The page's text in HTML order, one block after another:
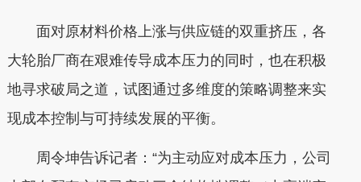
面对原材料价格上涨与供应链的双重挤压，各
大轮胎厂商在艰难传导成本压力的同时，也在积极
地寻求破局之道，试图通过多维度的策略调整来实
现成本控制与可持续发展的平衡。
周令坤告诉记者：“为主动应对成本压力，公司